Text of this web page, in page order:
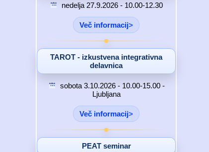
nedelja 27.9.2026 - 10.00-12.30
Več informacij
TAROT - izkustvena integrativna
delavnica
sobota 3.10.2026 - 10.00-15.00 -
Ljubljana
Več informacij
PEAT seminar